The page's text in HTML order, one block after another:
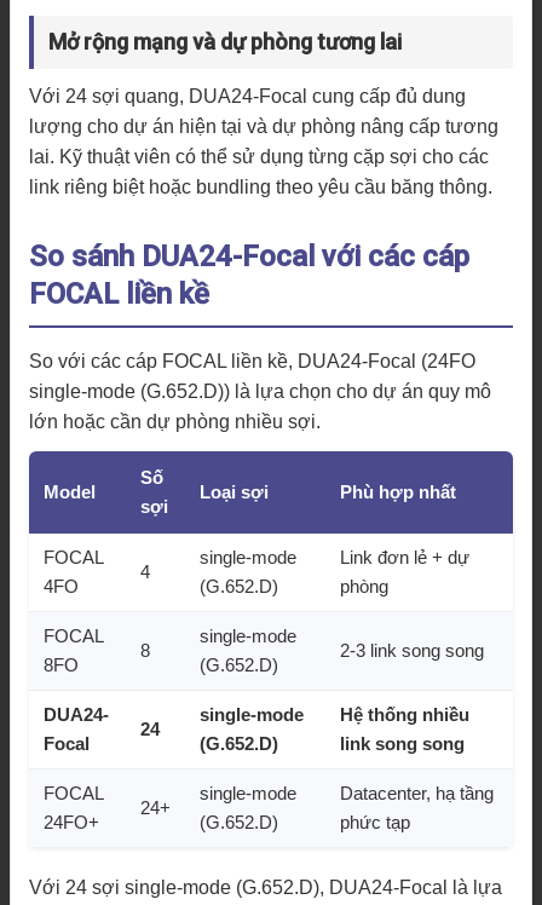
Mở rộng mạng và dự phòng tương lai
Với 24 sợi quang, DUA24-Focal cung cấp đủ dung
lượng cho dự án hiện tại và dự phòng nâng cấp tương
lai. Kỹ thuật viên có thể sử dụng từng cặp sợi cho các
link riêng biệt hoặc bundling theo yêu cầu băng thông.
So sánh DUA24-Focal với các cáp
FOCAL liền kề
So với các cáp FOCAL liền kề, DUA24-Focal (24FO
single-mode (G.652.D)) là lựa chọn cho dự án quy mô
lớn hoặc cần dự phòng nhiều sợi.
Model
Số
sợi
Loại sợi Phù hợp nhất
FOCAL
4FO
4
single-mode
(G.652.D)
Link đơn lẻ + dự
phòng
FOCAL
8FO
8
single-mode
(G.652.D)
2-3 link song song
DUA24-
Focal
24
single-mode
(G.652.D)
Hệ thống nhiều
link song song
FOCAL
24FO+
24+
single-mode
(G.652.D)
Datacenter, hạ tầng
phức tạp
Với 24 sợi single-mode (G.652.D), DUA24-Focal là lựa